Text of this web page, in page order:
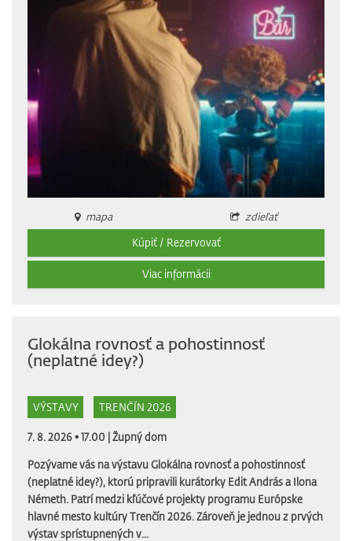
mapa
zdieľať
Kúpiť / Rezervovať
Viac informácii
Glokálna rovnosť a pohostinnosť
(neplatné idey?)
VÝSTAVY TRENČÍN 2026
7. 8. 2026 • 17.00 |Župný dom
Pozývame vás na výstavu Glokálna rovnosť a pohostinnosť
(neplatné idey?), ktorú pripravili kurátorky Edit András a Ilona
Németh. Patrí medzi kľúčové projekty programu Európske
hlavné mesto kultúry Trenčín 2026. Zároveň je jednou z prvých
výstav sprístupnených v...